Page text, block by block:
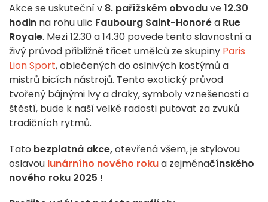
Akce se uskuteční v 8. pařížském obvoduve12.30
hodin na rohu ulic Faubourg Saint-Honoréa Rue
Royale. Mezi 12.30 a 14.30 povede tento slavnostní a
živý průvod přibližně třicet umělců ze skupiny Paris
Lion Sport, oblečených do oslnivých kostýmů a
mistrů bicích nástrojů. Tento exotický průvod
tvořený bájnými lvy a draky, symboly vznešenosti a
štěstí, bude k naší velké radosti putovat za zvuků
tradičních rytmů.
Tato bezplatná akce,otevřená všem, je stylovou
oslavou lunárního nového rokua zejménačínského
nového roku 2025 !